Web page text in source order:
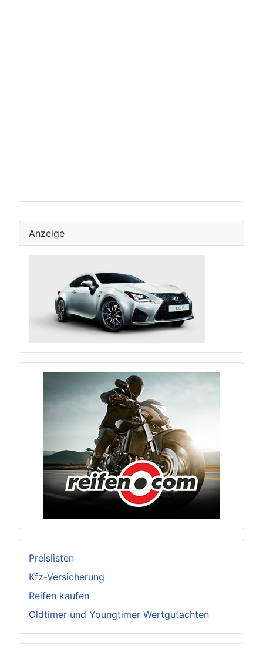
Anzeige
Preislisten
Kfz-Versicherung
Reifen kaufen
Oldtimer und Youngtimer Wertgutachten